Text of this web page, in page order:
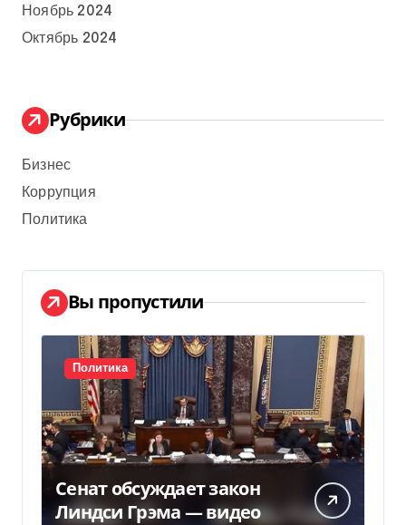
Ноябрь 2024
Октябрь 2024
Рубрики
Бизнес
Коррупция
Политика
Вы пропустили
Политика
Сенат обсуждает закон
Линдси Грэма — видео